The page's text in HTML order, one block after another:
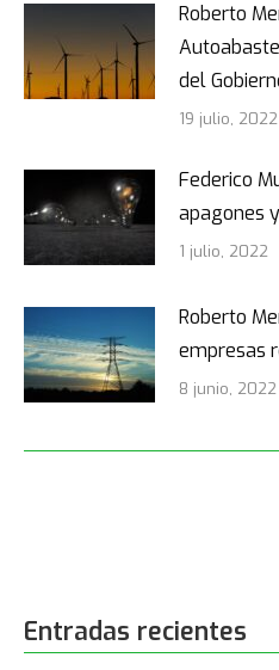
Roberto
del
19 julio, 2022
Federico
apagones
1 julio, 2022
Roberto
empresas
8 junio, 2022
Entradas recientes